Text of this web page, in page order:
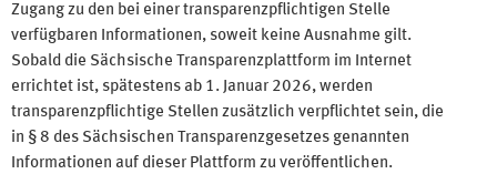
Zugang zu den bei einer transparenzpflichtigen Stelle
verfügbaren Informationen, soweit keine Ausnahme gilt.
Sobald die Sächsische Transparenzplattform im Internet
errichtet ist, spätestens ab 1. Januar 2026, werden
transparenzpflichtige Stellen zusätzlich verpflichtet sein, die
in § 8 des Sächsischen Transparenzgesetzes genannten
Informationen auf dieser Plattform zu veröffentlichen.